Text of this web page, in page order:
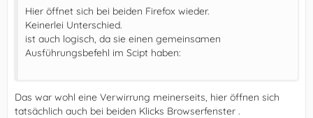
Hier öffnet sich bei beiden Firefox wieder.
Keinerlei Unterschied.
ist auch logisch, da sie einen gemeinsamen
Ausführungsbefehl im Scipt haben:
Das war wohl eine Verwirrung meinerseits, hier öffnen sich
tatsächlich auch bei beiden Klicks Browserfenster .